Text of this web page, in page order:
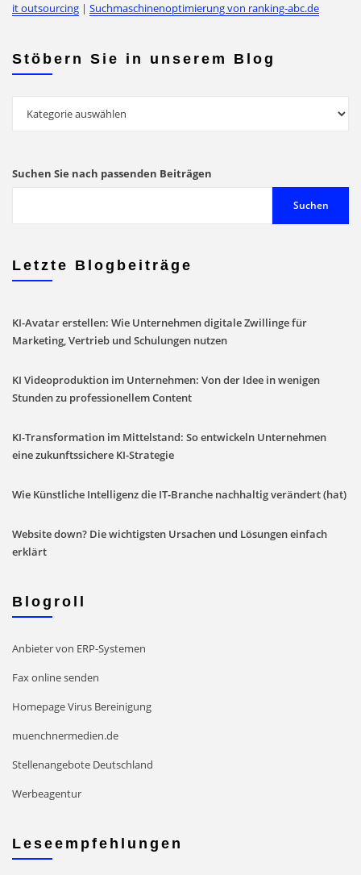
it outsourcing | Suchmaschinenoptimierung von ranking-abc.de
Stöbern Sie in unserem Blog
Blog
Suchen Sie nach passenden Beiträgen
Suchen
Letzte Blogbeiträge
KI-Avatar erstellen: Wie Unternehmen digitale Zwillinge für
Marketing, Vertrieb und Schulungen nutzen
KI Videoproduktion im Unternehmen: Von der Idee in wenigen
Stunden zu professionellem Content
KI-Transformation im Mittelstand: So entwickeln Unternehmen
eine zukunftssichere KI-Strategie
Wie Künstliche Intelligenz die IT-Branche nachhaltig verändert (hat)
Website down? Die wichtigsten Ursachen und Lösungen einfach
erklärt
Blogroll
Anbieter von ERP-Systemen
Fax online senden
Homepage Virus Bereinigung
muenchnermedien.de
Stellenangebote Deutschland
Werbeagentur
Leseempfehlungen